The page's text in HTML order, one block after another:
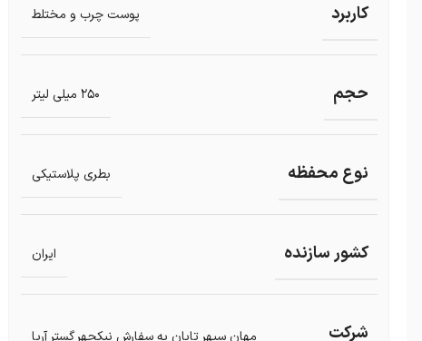
کاربرد پوست چرب و مختلط
حجم 250 میلی لیتر
نوع محفظه بطری پلاستیکی
کشور سازنده ایران
شرکت
مهان سپهر تابان به سفارش نیکچهر گستر آریا